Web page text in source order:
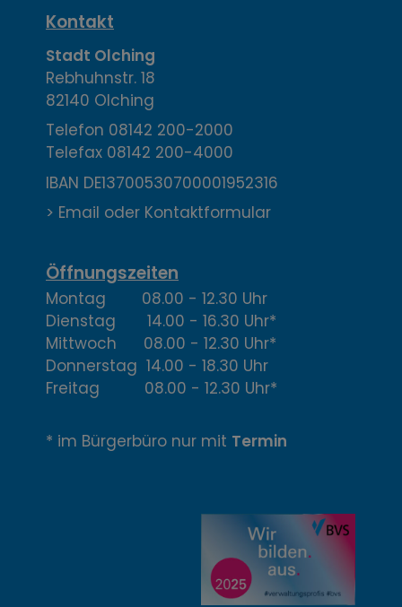
K
o
n
t
a
k
,
Ö
f
f
n
u
Kontakt
Stadt Olching
Rebhuhnstr. 18
82140 Olching
Telefon 08142 200-2000
Telefax 08142 200-4000
IBAN DE13700530700001952316
> Email oder Kontaktformular
Öffnungszeiten
Montag 08.00 - 12.30 Uhr
Dienstag 14.00 - 16.30 Uhr*
Mittwoch 08.00 - 12.30 Uhr*
Donnerstag 14.00 - 18.30 Uhr
Freitag 08.00 - 12.30 Uhr*
* im Bürgerbüro nur mit Termin